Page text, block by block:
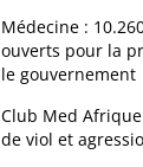
Médecine :
ouverts pour la
le gouvernement
Club Med
de viol et